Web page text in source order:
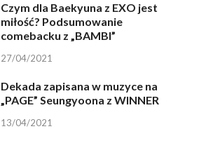
Czym dla Baekyuna z EXO jest
miłość? Podsumowanie
comebacku z „BAMBI”
27/04/2021
Dekada zapisana w muzyce na
„PAGE” Seungyoona z WINNER
13/04/2021